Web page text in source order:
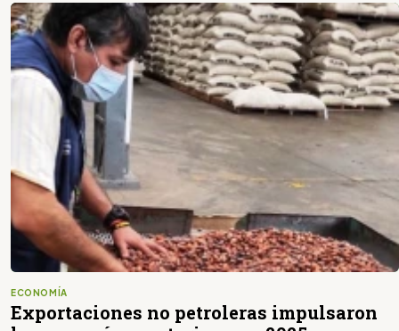
ECONOMÍA
Exportaciones no petroleras impulsaron